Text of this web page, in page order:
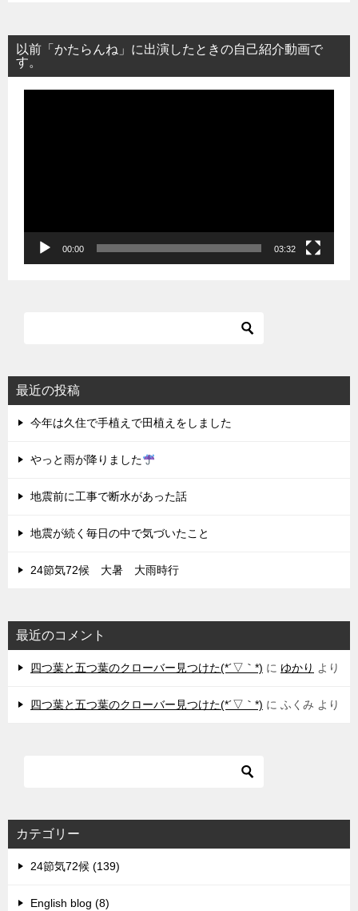
以前「かたらんね」に出演したときの自己紹介動画で
す。
00:00 03:32
最近の投稿
今年は久住で手植えで田植えをしました
やっと雨が降りました
地震前に工事で断水があった話
地震が続く毎日の中で気づいたこと
24節気72候 大暑 大雨時行
最近のコメント
四つ葉と五つ葉のクローバー見つけた(*´▽｀*) に ゆかり より
四つ葉と五つ葉のクローバー見つけた(*´▽｀*) に ふくみ より
カテゴリー
24節気72候 (139)
English blog (8)